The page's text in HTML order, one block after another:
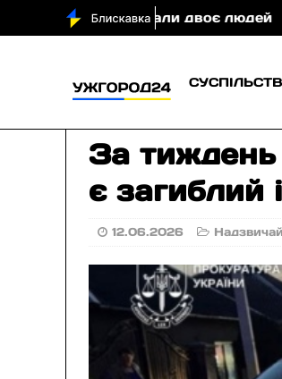
двоє людей На Закарпатті
За тиждень
є загиблий
12.06.2026